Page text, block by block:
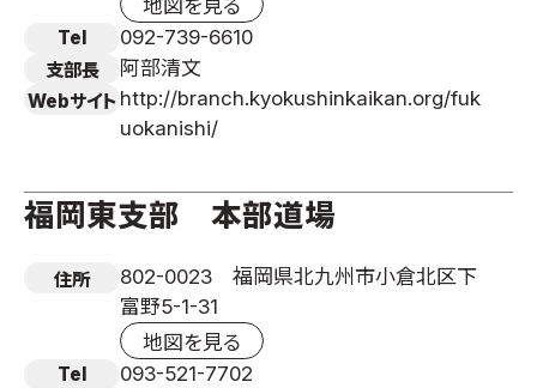
地図を見る
Tel 092-739-6610
支部長 阿部清文
Webサイト http://branch.kyokushinkaikan.org/fuk
uokanishi/
福岡東支部 本部道場
住所
802-0023 福岡県北九州市小倉北区下
富野5-1-31
地図を見る
Tel 093-521-7702